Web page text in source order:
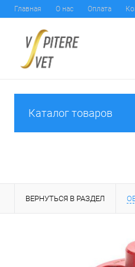
Главная О нас Оплата
Каталог товаров
ВЕРНУТЬСЯ В РАЗДЕЛ